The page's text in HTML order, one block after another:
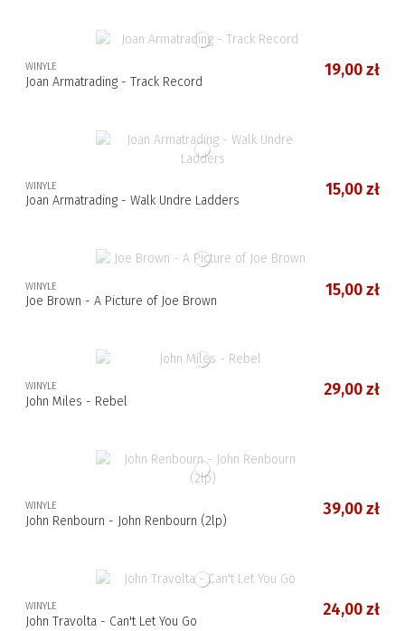
WINYLE
Joan Armatrading - Track Record
19,00 zł
WINYLE
Joan Armatrading - Walk Undre Ladders
15,00 zł
WINYLE
Joe Brown - A Picture of Joe Brown
15,00 zł
WINYLE
John Miles - Rebel
29,00 zł
WINYLE
John Renbourn - John Renbourn (2lp)
39,00 zł
WINYLE
John Travolta - Can't Let You Go
24,00 zł